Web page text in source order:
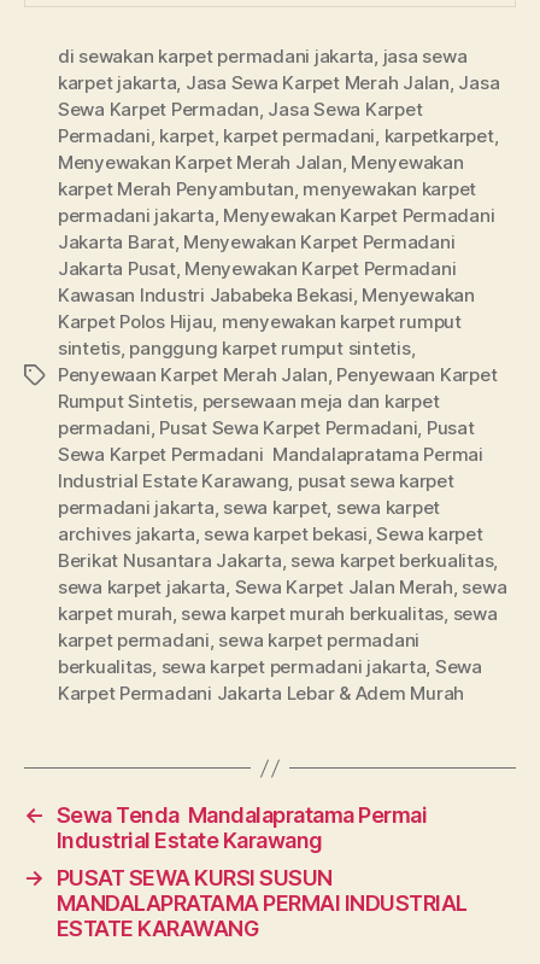
Tags
di sewakan karpet permadani jakarta, jasa sewa
karpet jakarta, Jasa Sewa Karpet Merah Jalan, Jasa
Sewa Karpet Permadan, Jasa Sewa Karpet
Permadani, karpet, karpet permadani, karpetkarpet,
Menyewakan Karpet Merah Jalan, Menyewakan
karpet Merah Penyambutan, menyewakan karpet
permadani jakarta, Menyewakan Karpet Permadani
Jakarta Barat, Menyewakan Karpet Permadani
Jakarta Pusat, Menyewakan Karpet Permadani
Kawasan Industri Jababeka Bekasi, Menyewakan
Karpet Polos Hijau, menyewakan karpet rumput
sintetis, panggung karpet rumput sintetis,
Penyewaan Karpet Merah Jalan, Penyewaan Karpet
Rumput Sintetis, persewaan meja dan karpet
permadani, Pusat Sewa Karpet Permadani, Pusat
Sewa Karpet Permadani Mandalapratama Permai
Industrial Estate Karawang, pusat sewa karpet
permadani jakarta, sewa karpet, sewa karpet
archives jakarta, sewa karpet bekasi,Sewa karpet
Berikat Nusantara Jakarta, sewa karpet berkualitas,
sewa karpet jakarta, Sewa Karpet Jalan Merah, sewa
karpet murah, sewa karpet murah berkualitas, sewa
karpet permadani, sewa karpet permadani
berkualitas, sewa karpet permadani jakarta, Sewa
Karpet Permadani Jakarta Lebar & Adem Murah
← Sewa Tenda Mandalapratama Permai
Industrial Estate Karawang
→
PUSAT SEWA KURSI SUSUN
MANDALAPRATAMA PERMAI INDUSTRIAL
ESTATE KARAWANG